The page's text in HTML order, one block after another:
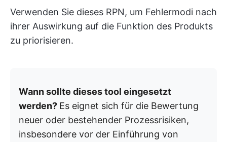
Verwenden Sie dieses RPN, um Fehlermodi nach
ihrer Auswirkung auf die Funktion des Produkts
zu priorisieren.
Wann sollte dieses tool eingesetzt
werden? Es eignet sich für die Bewertung
neuer oder bestehender Prozessrisiken,
insbesondere vor der Einführung von